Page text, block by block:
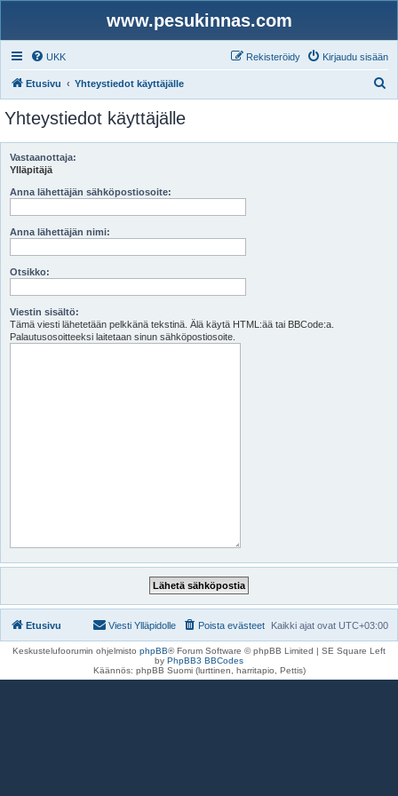
www.pesukinnas.com
UKK Kirjaudu sisään
Rekisteröidy
Etusivu Yhteystiedot käyttäjälle
i
Yhteystiedot käyttäjälle
Vastaanottaja:
Ylläpitäjä
Anna lähettäjän sähköpostiosoite:
Anna lähettäjän nimi:
Otsikko:
Viestin sisältö:
Tämä viesti lähetetään pelkkänä tekstinä. Älä käytä HTML:ää tai BBCode:a.
Palautusosoitteeksi laitetaan sinun sähköpostiosoite.
Etusivu Kaikki ajat ovat UTC+03:00
Poista evästeet
Viesti Ylläpidolle
Keskustelufoorumin ohjelmisto phpBB® Forum Software © phpBB Limited | SE Square Left
by PhpBB3 BBCodes
Käännös: phpBB Suomi (lurttinen, harritapio, Pettis)